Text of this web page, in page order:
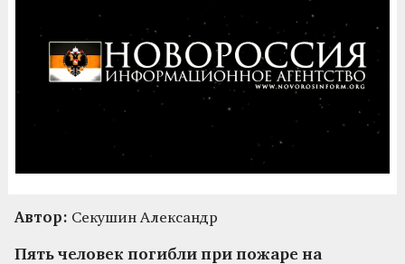
Автор: Секушин Александр
Пять человек погибли при пожаре на